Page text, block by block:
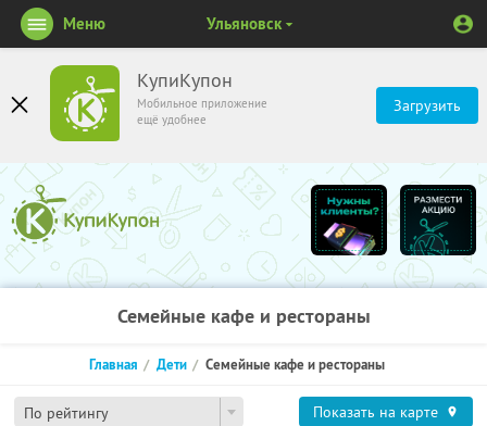
КупиКупон
Мобильное приложение
ещё удобнее
Загрузить
Меню Ульяновск
Семейные кафе и рестораны
По рейтингу
Главная Дети Семейные кафе и рестораны
Показать на карте